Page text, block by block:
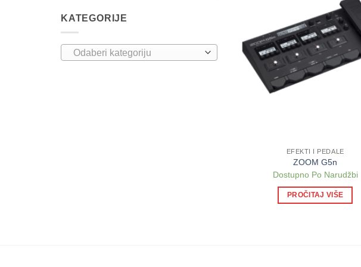
KATEGORIJE
Odaberi kategoriju
EFEKTI I PEDALE
ZOOM G5n
Dostupno Po Narudžbi
PROČITAJ VIŠE